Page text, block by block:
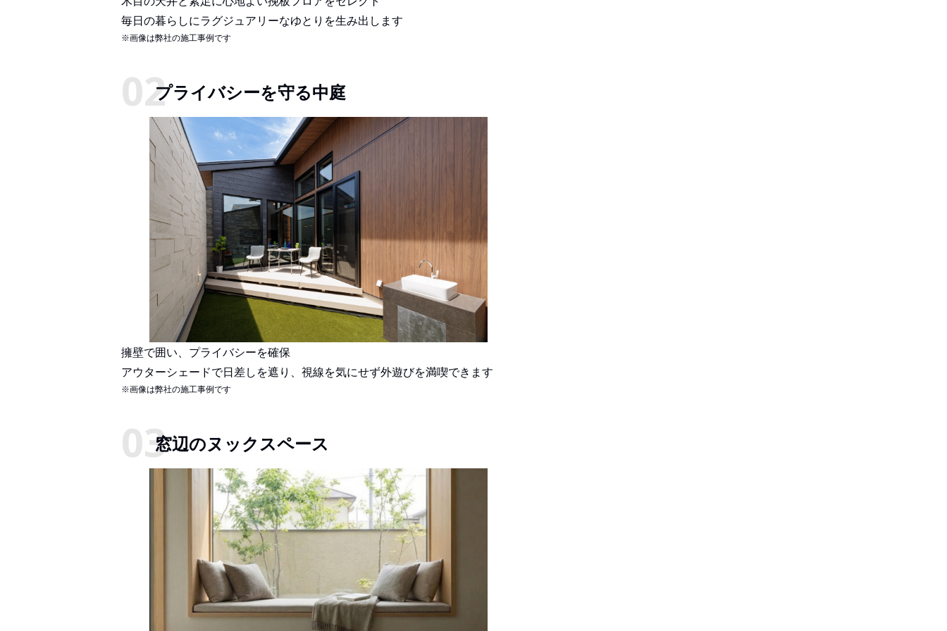
毎日の暮らしにラグジュアリーなゆとりを生み出します
※画像は弊社の施工事例です
プライバシーを守る中庭
擁壁で囲い、プライバシーを確保
アウターシェードで日差しを遮り、視線を気にせず外遊びを満喫できます
※画像は弊社の施工事例です
窓辺のヌックスペース